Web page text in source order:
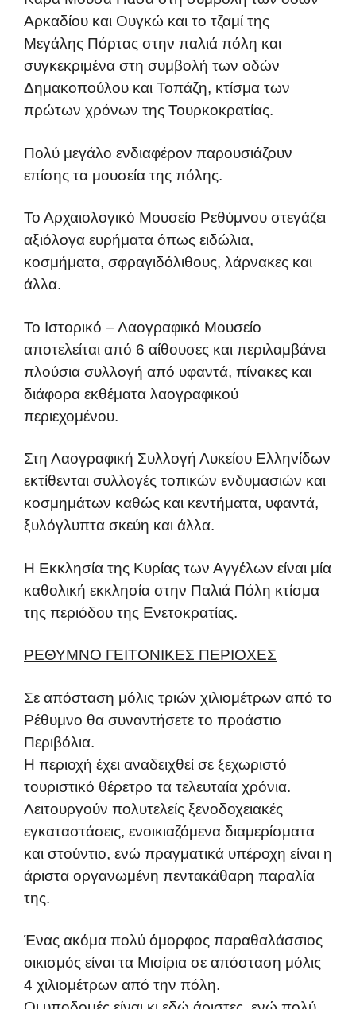
Αρκαδίου και Ουγκώ και το τζαμί της
Μεγάλης Πόρτας στην παλιά πόλη και
συγκεκριμένα στη συμβολή των οδών
Δημακοπούλου και Τοπάζη, κτίσμα των
πρώτων χρόνων της Τουρκοκρατίας.
Πολύ μεγάλο ενδιαφέρον παρουσιάζουν
επίσης τα μουσεία της πόλης.
Το Αρχαιολογικό Μουσείο Ρεθύμνου στεγάζει
αξιόλογα ευρήματα όπως ειδώλια,
κοσμήματα, σφραγιδόλιθους, λάρνακες και
άλλα.
Το Ιστορικό – Λαογραφικό Μουσείο
αποτελείται από 6 αίθουσες και περιλαμβάνει
πλούσια συλλογή από υφαντά, πίνακες και
διάφορα εκθέματα λαογραφικού
περιεχομένου.
Στη Λαογραφική Συλλογή Λυκείου Ελληνίδων
εκτίθενται συλλογές τοπικών ενδυμασιών και
κοσμημάτων καθώς και κεντήματα, υφαντά,
ξυλόγλυπτα σκεύη και άλλα.
Η Εκκλησία της Κυρίας των Αγγέλων είναι μία
καθολική εκκλησία στην Παλιά Πόλη κτίσμα
της περιόδου της Ενετοκρατίας.
ΡΕΘΥΜΝΟ ΓΕΙΤΟΝΙΚΕΣ ΠΕΡΙΟΧΕΣ
Σε απόσταση μόλις τριών χιλιομέτρων από το
Ρέθυμνο θα συναντήσετε το προάστιο
Περιβόλια.
Η περιοχή έχει αναδειχθεί σε ξεχωριστό
τουριστικό θέρετρο τα τελευταία χρόνια.
Λειτουργούν πολυτελείς ξενοδοχειακές
εγκαταστάσεις, ενοικιαζόμενα διαμερίσματα
και στούντιο, ενώ πραγματικά υπέροχη είναι η
άριστα οργανωμένη πεντακάθαρη παραλία
της.
Ένας ακόμα πολύ όμορφος παραθαλάσσιος
οικισμός είναι τα Μισίρια σε απόσταση μόλις
4 χιλιομέτρων από την πόλη.